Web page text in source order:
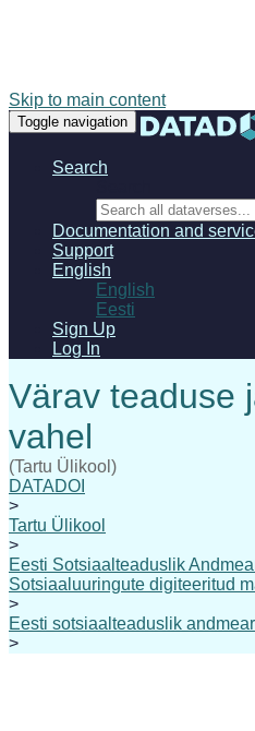
Skip to main content
Toggle navigation
Search
Documentation and
Support
English
English
Eesti
Sign Up
Log In
(Tartu Ülikool)
DATADOI
>
Tartu Ülikool
>
Eesti Sotsiaalteaduslik
Sotsiaaluuringute digiteeritud
>
Eesti sotsiaalteaduslik
>